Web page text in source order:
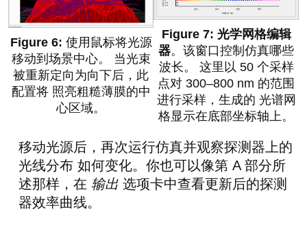
使用鼠标将光源
移动到场景中心。 当光束
被重新定向为向下后，此
配置将 照亮粗糙薄膜的中
心区域。
光学网格编辑
器。该窗口控制仿真哪些
波长。 这里以 50 个采样
点对 300–800 nm 的范围
进行采样，生成的 光谱网
格显示在底部坐标轴上。
移动光源后，再次运行仿真并观察探测器上的
光线分布 如何变化。你也可以像第 A 部分所
述那样，在 输出 选项卡中查看更新后的探测
器效率曲线。